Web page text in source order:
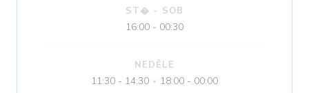
ST� - SOB
16:00 - 00:30
NEDĚLE
11:30 - 14:30 • 18:00 - 00:00